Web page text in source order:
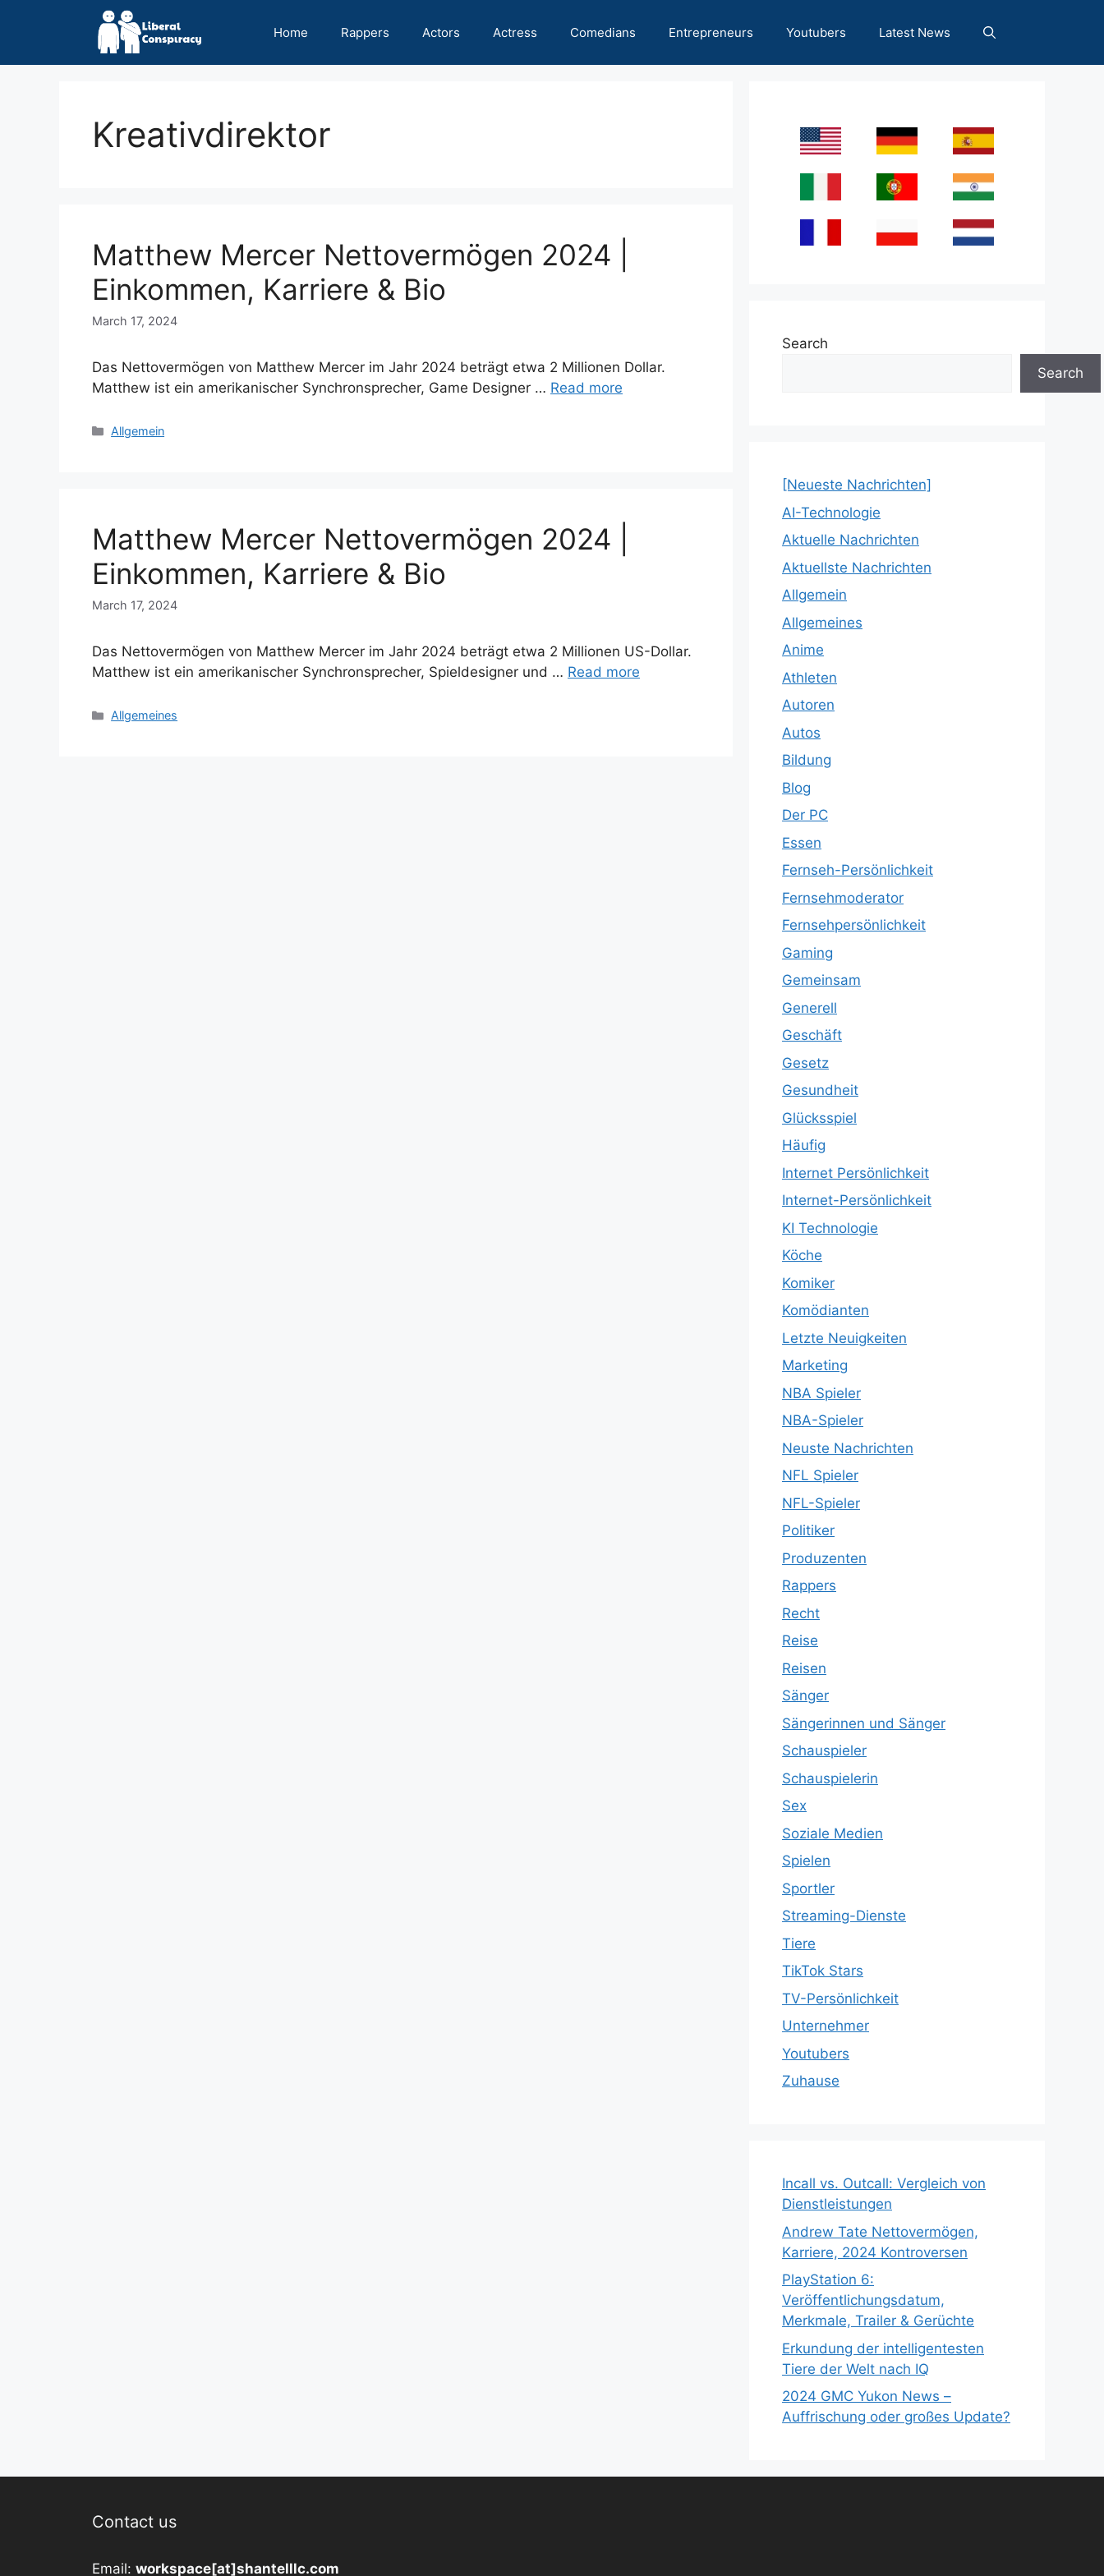
Home Rappers Actors Actress Comedians Entrepreneurs Youtubers Latest News
Kreativdirektor
Matthew Mercer Nettovermögen 2024 |
Einkommen, Karriere & Bio
March 17, 2024
Das Nettovermögen von Matthew Mercer im Jahr 2024 beträgt etwa 2 Millionen Dollar.
Matthew ist ein amerikanischer Synchronsprecher, Game Designer … Read more
Categories
Allgemein
Matthew Mercer Nettovermögen 2024 |
Einkommen, Karriere & Bio
March 17, 2024
Das Nettovermögen von Matthew Mercer im Jahr 2024 beträgt etwa 2 Millionen US-Dollar.
Matthew ist ein amerikanischer Synchronsprecher, Spieldesigner und … Read more
Categories
Allgemeines
Search
Search
[Neueste Nachrichten]
AI-Technologie
Aktuelle Nachrichten
Aktuellste Nachrichten
Allgemein
Allgemeines
Anime
Athleten
Autoren
Autos
Bildung
Blog
Der PC
Essen
Fernseh-Persönlichkeit
Fernsehmoderator
Fernsehpersönlichkeit
Gaming
Gemeinsam
Generell
Geschäft
Gesetz
Gesundheit
Glücksspiel
Häufig
Internet Persönlichkeit
Internet-Persönlichkeit
KI Technologie
Köche
Komiker
Komödianten
Letzte Neuigkeiten
Marketing
NBA Spieler
NBA-Spieler
Neuste Nachrichten
NFL Spieler
NFL-Spieler
Politiker
Produzenten
Rappers
Recht
Reise
Reisen
Sänger
Sängerinnen und Sänger
Schauspieler
Schauspielerin
Sex
Soziale Medien
Spielen
Sportler
Streaming-Dienste
Tiere
TikTok Stars
TV-Persönlichkeit
Unternehmer
Youtubers
Zuhause
Incall vs. Outcall: Vergleich von
Dienstleistungen
Andrew Tate Nettovermögen,
Karriere, 2024 Kontroversen
PlayStation 6:
Veröffentlichungsdatum,
Merkmale, Trailer & Gerüchte
Erkundung der intelligentesten
Tiere der Welt nach IQ
2024 GMC Yukon News –
Auffrischung oder großes Update?
Contact us
Email: workspace[at]shantelllc.com